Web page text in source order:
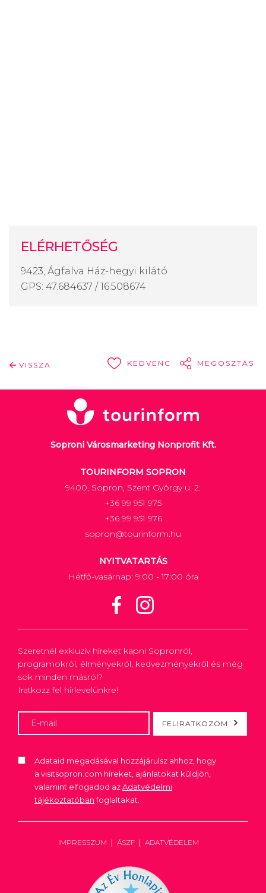
ELÉRHETŐSÉG
9423, Ágfalva Ház-hegyi kilátó
GPS: 47.684637 / 16.508674
VISSZA KEDVENC MEGOSZTÁS
Soproni Városmarketing Nonprofit Kft.
TOURINFORM SOPRON
9400, Sopron, Szent György u. 2.
+36 99 951 975
+36 99 951 976
sopron@tourinform.hu
NYITVATARTÁS
Hétfő-vasárnap: 9:00 - 17:00 óra
Szeretnél exkluzív híreket kapni Sopronról,
programokról, élményekről, kedvezményekről és még
sok minden másról?
Iratkozz fel hírlevelünkre!
FELIRATKOZOM
Adataid megadásával hozzájárulsz ahhoz, hogy
a visitsopron.com híreket, ajánlatokat küldjön,
valamint elfogadod azAdatvédelmi
tájékoztatóbanfoglaltakat.
IMPRESSZUM ÁSZF ADATVÉDELEM